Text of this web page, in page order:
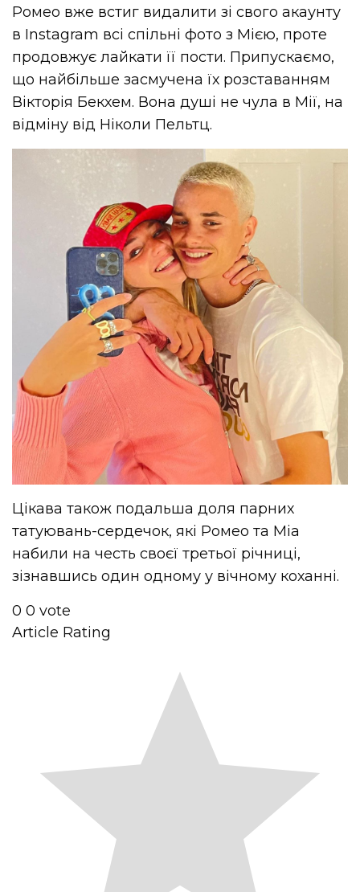
Ромео вже встиг видалити зі свого акаунту
в Instagram всі спільні фото з Мією, проте
продовжує лайкати її пости. Припускаємо,
що найбільше засмучена їх розставанням
Вікторія Бекхем. Вона душі не чула в Мії, на
відміну від Ніколи Пельтц.
Цікава також подальша доля парних
татуювань-сердечок, які Ромео та Міа
набили на честь своєї третьої річниці,
зізнавшись один одному у вічному коханні.
0 0 vote
Article Rating